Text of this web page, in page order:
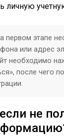
личную
первом этапе
или адрес
необходимо
после чего
не